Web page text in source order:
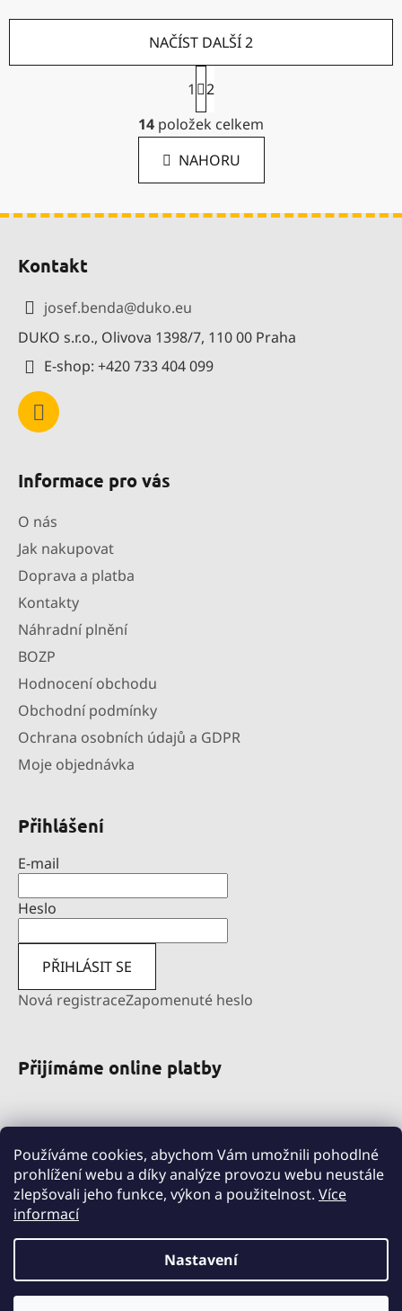
Používáme cookies, abychom Vám umožnili pohodlné
prohlížení webu a díky analýze provozu webu neustále
zlepšovali jeho funkce, výkon a použitelnost. Více
informací
Nastavení
O
v
l
á
d
a
k
y
v
NAČÍST DALŠÍ 2
S
t
r
á
n
k
á
1
2
14 položek celkem
NAHORU
Kontakt
josef.benda@duko.eu
DUKO s.r.o., Olivova 1398/7, 110 00 Praha
E-shop: +420 733 404 099
Informace pro vás
O nás
Jak nakupovat
Doprava a platba
Kontakty
Náhradní plnění
BOZP
Hodnocení obchodu
Obchodní podmínky
Ochrana osobních údajů a GDPR
Moje objednávka
Přihlášení
E-mail
Heslo
PŘIHLÁSIT SE
Nová registraceZapomenuté heslo
Přijímáme online platby
nahradniplneni.duko.eu
detske-obleceni-duko.cz